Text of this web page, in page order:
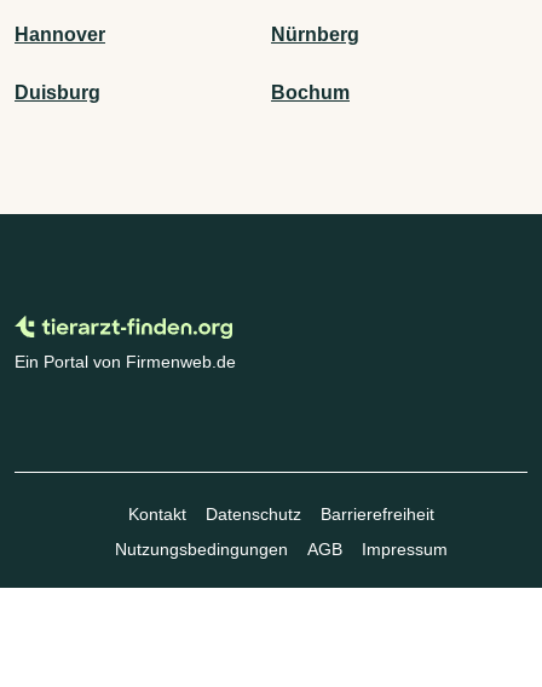
Hannover Nürnberg
Duisburg Bochum
Ein Portal von Firmenweb.de
Kontakt Datenschutz
Barrierefreiheit
Nutzungsbedingungen
AGB Impressum